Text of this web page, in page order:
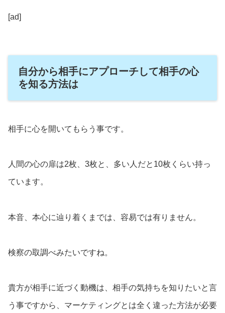
[ad]
自分から相手にアプローチして相手の心
を知る方法は
相手に心を開いてもらう事です。
人間の心の扉は2枚、3枚と、多い人だと10枚くらい持っ
ています。
本音、本心に辿り着くまでは、容易では有りません。
検察の取調べみたいですね。
貴方が相手に近づく動機は、相手の気持ちを知りたいと言
う事ですから、マーケティングとは全く違った方法が必要